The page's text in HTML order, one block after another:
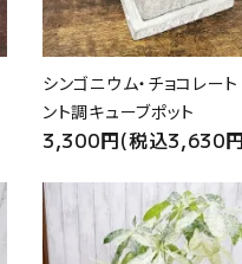
シンゴニウム・チョコレー
ント調キューブポット
3,300円(税込3,630